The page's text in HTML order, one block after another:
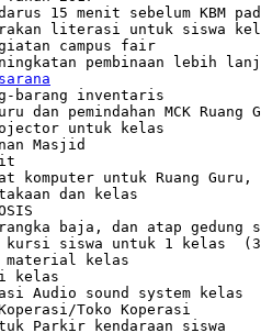
15 menit sebelum KBM
literasi untuk siswa
campus fair
pembinaan lebih
barang inventaris
dan pemindahan MCK Ruang
untuk kelas
Masjid
komputer untuk Ruang
dan kelas
baja, dan atap gedung
kursi siswa untuk 1 kelas
material kelas
kelas
Audio sound system kelas
Toko Koperasi
Parkir kendaraan siswa